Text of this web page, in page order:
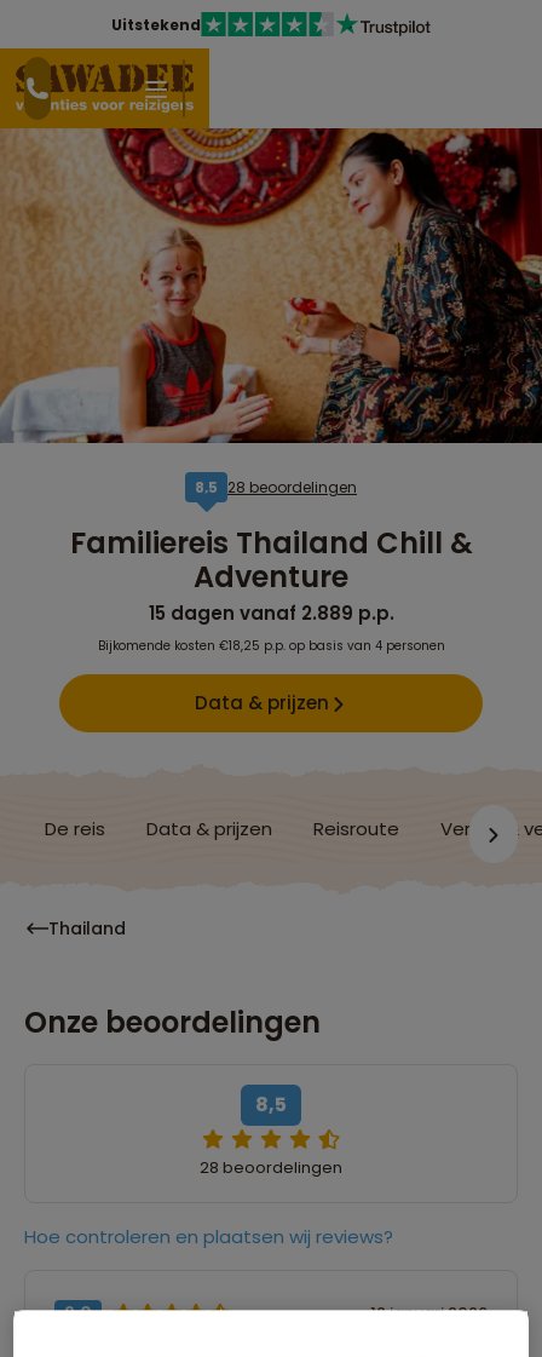
Uitstekend
8,5 28 beoordelingen
Familiereis Thailand Chill &
Adventure
15 dagen vanaf 2.889 p.p.
Bijkomende kosten €18,25 p.p. op basis van 4 personen
Data & prijzen
De reis Data & prijzen Reisroute Verblijf &
Thailand
Onze beoordelingen
8,5
28 beoordelingen
Hoe controleren en plaatsen wij reviews?
9,0 12 januari 2026